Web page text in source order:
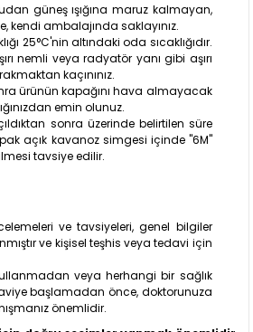
güneş ışığına maruz kalmayan,
kendi ambalajında saklayınız.
25°C'nin altındaki oda sıcaklığıdır.
nemli veya radyatör yanı gibi aşırı
kaçınınız.
ürünün kapağını hava almayacak
emin olunuz.
sonra üzerinde belirtilen süre
açık kavanoz simgesi içinde "6M"
tavsiye edilir.
ve tavsiyeleri, genel bilgiler
ve kişisel teşhis veya tedavi için
veya herhangi bir sağlık
başlamadan önce, doktorunuza
önemlidir.